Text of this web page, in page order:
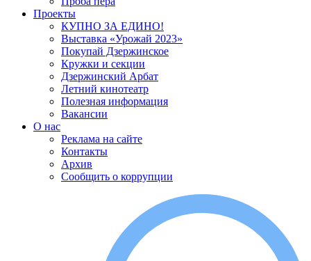
Проекты
КУПНО ЗА ЕДИНО!
Выставка «Урожай 2023»
Покупай Дзержинское
Кружки и секции
Дзержинский Арбат
Летний кинотеатр
Полезная информация
Вакансии
О нас
Реклама на сайте
Контакты
Архив
Сообщить о коррупции